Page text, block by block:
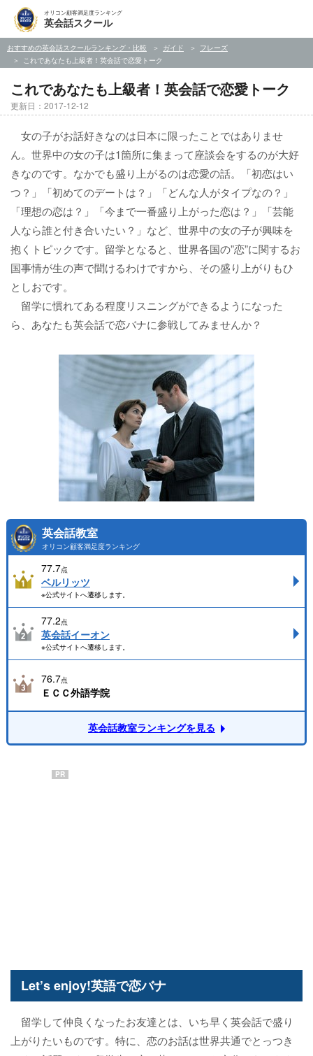
オリコン顧客満足度ランキング
英会話スクール
おすすめの英会話スクールランキング・比較 ガイド
フレーズ
これであなたも上級者！英会話で恋愛トーク
これであなたも上級者！英会話で恋愛トーク
更新日：2017-12-12
女の子がお話好きなのは日本に限ったことではありませ
ん。世界中の女の子は1箇所に集まって座談会をするのが大好
きなのです。なかでも盛り上がるのは恋愛の話。「初恋はい
つ？」「初めてのデートは？」「どんな人がタイプなの？」
「理想の恋は？」「今まで一番盛り上がった恋は？」「芸能
人なら誰と付き合いたい？」など、世界中の女の子が興味を
抱くトピックです。留学となると、世界各国の”恋”に関するお
国事情が生の声で聞けるわけですから、その盛り上がりもひ
としおです。
留学に慣れてある程度リスニングができるようになった
ら、あなたも英会話で恋バナに参戦してみませんか？
英会話教室
オリコン顧客満足度ランキング
77.7点
ベルリッツ
※公式サイトへ遷移します。
77.2点
英会話イーオン
※公式サイトへ遷移します。
76.7点
ＥＣＣ外語学院
英会話教室ランキングを見る
PR
Let’s enjoy!英語で恋バナ
留学して仲良くなったお友達とは、いち早く英会話で盛り
上がりたいものです。特に、恋のお話は世界共通でとっつき